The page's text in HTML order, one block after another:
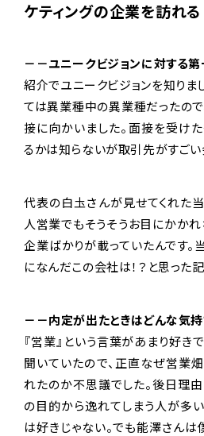
ケティングの企業を訪れる
－－ユニークビジョンに対する第
紹介でユニークビジョンを知りま
ては異業種中の異業種だったの
接に向かいました。面接を受け
るかは知らないが取引先がすごい
代表の白圡さんが見せてくれた
人営業でもそうそうお目にかか
企業ばかりが載っていたんです
になんだこの会社は！？と思った
－－内定が出たときはどんな気持
『営業』という言葉があまり好き
聞いていたので、正直なぜ営業
れたのか不思議でした。後日理
の目的から逸れてしまう人が多
は好きじゃない。でも能澤さん